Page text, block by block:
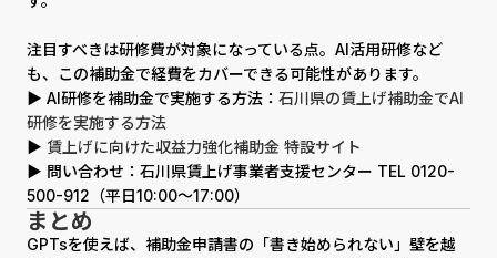
注目すべきは研修費が対象になっている点。AI活用研修など
も、この補助金で経費をカバーできる可能性があります。
▶ AI研修を補助金で実施する方法： 石川県の賃上げ補助金でAI
研修を実施する方法
▶ 賃上げに向けた収益力強化補助金 特設サイト
▶ 問い合わせ：石川県賃上げ事業者支援センター TEL 0120-
500-912（平日10:00〜17:00）
まとめ
GPTsを使えば、補助金申請書の「書き始められない」壁を越